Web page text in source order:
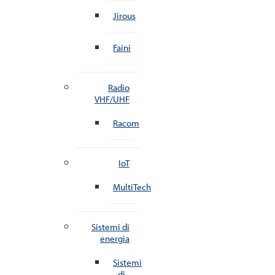
Jirous
Faini
Radio
VHF/UHF
Racom
IoT
MultiTech
Sistemi di
energia
Sistemi